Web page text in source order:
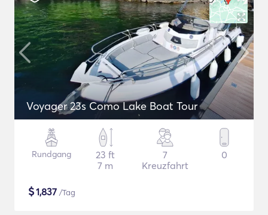
Voyager 23s Como Lake Boat Tour
Rundgang
23 ft
7 m
7
Kreuzfahrt
0
$1,837 /Tag